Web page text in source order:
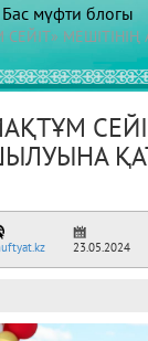
Бас мүфти блогы
23.05.2024